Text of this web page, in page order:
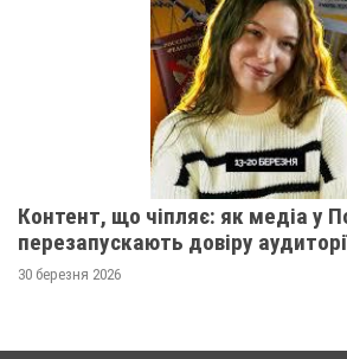
Контент, що чіпляє: як медіа у
перезапускають довіру
30 березня 2026